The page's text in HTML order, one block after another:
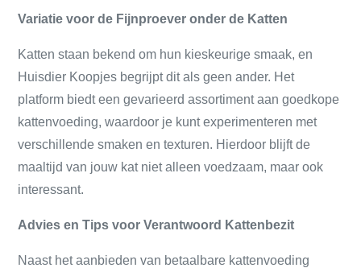
Variatie voor de Fijnproever onder de Katten
Katten staan bekend om hun kieskeurige smaak, en
Huisdier Koopjes begrijpt dit als geen ander. Het
platform biedt een gevarieerd assortiment aan goedkope
kattenvoeding, waardoor je kunt experimenteren met
verschillende smaken en texturen. Hierdoor blijft de
maaltijd van jouw kat niet alleen voedzaam, maar ook
interessant.
Advies en Tips voor Verantwoord Kattenbezit
Naast het aanbieden van betaalbare kattenvoeding